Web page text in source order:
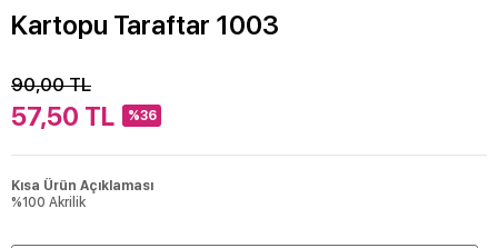
Kartopu Taraftar 1003
90,00TL
57,50 TL %36
Kısa Ürün Açıklaması
%100 Akrilik